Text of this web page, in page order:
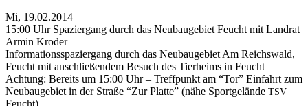
Mi, 19.02.2014
15:00 Uhr Spa­zier­gang durch das Neu­bau­ge­biet Feucht mit Land­rat
Armin Kroder
Infor­ma­ti­ons­spa­zier­gang durch das Neu­bau­ge­biet Am Reichs­wald,
Feucht mit anschlie­ßen­dem Besuch des Tier­heims in Feucht
Ach­tung: Bereits um 15:00 Uhr – Treff­punkt am “Tor” Ein­fahrt zum
Neu­bau­ge­biet in der Stra­ße “Zur Plat­te” (nähe Sport­ge­län­de TSV
Feucht)